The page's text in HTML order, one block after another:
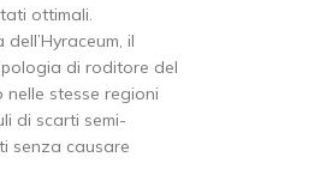
ottimali.
il
di roditore del
nelle stesse regioni
di scarti semi-
senza causare